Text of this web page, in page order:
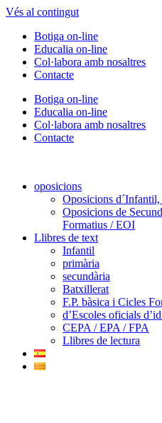
Vés al contingut
Botiga on-line
Educalia on-line
Col·labora amb nosaltres
Contacte
Botiga on-line
Educalia on-line
Col·labora amb nosaltres
Contacte
oposicions
Oposicions
Oposicions de
Formatius / EOI
Llibres de text
Infantil
primària
secundària
Batxillerat
F.P. bàsica i Cicles
d’Escoles oficials
CEPA / EPA / FPA
Llibres de lectura